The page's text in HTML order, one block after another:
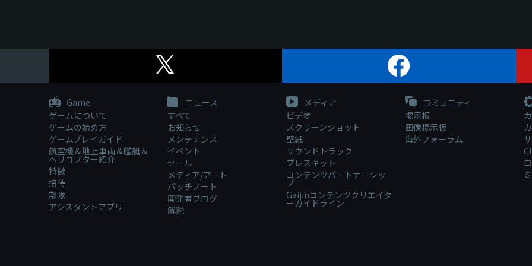
Game
ゲームについて
ゲームの始め方
ゲームプレイガイド
航空機＆地上車両＆艦艇＆
ヘリコプター紹介
特徴
招待
部隊
アシスタントアプリ
ニュース
すべて
お知らせ
メンテナンス
イベント
セール
メディア/アート
パッチノート
開発者ブログ
解説
メディア
ビデオ
スクリーンショット
壁紙
サウンドトラック
プレスキット
コンテンツパートナーシッ
プ
Gaijinコンテンツクリエイタ
ーガイドライン
コミュニティ
掲示板
画像掲示板
海外フォーラム